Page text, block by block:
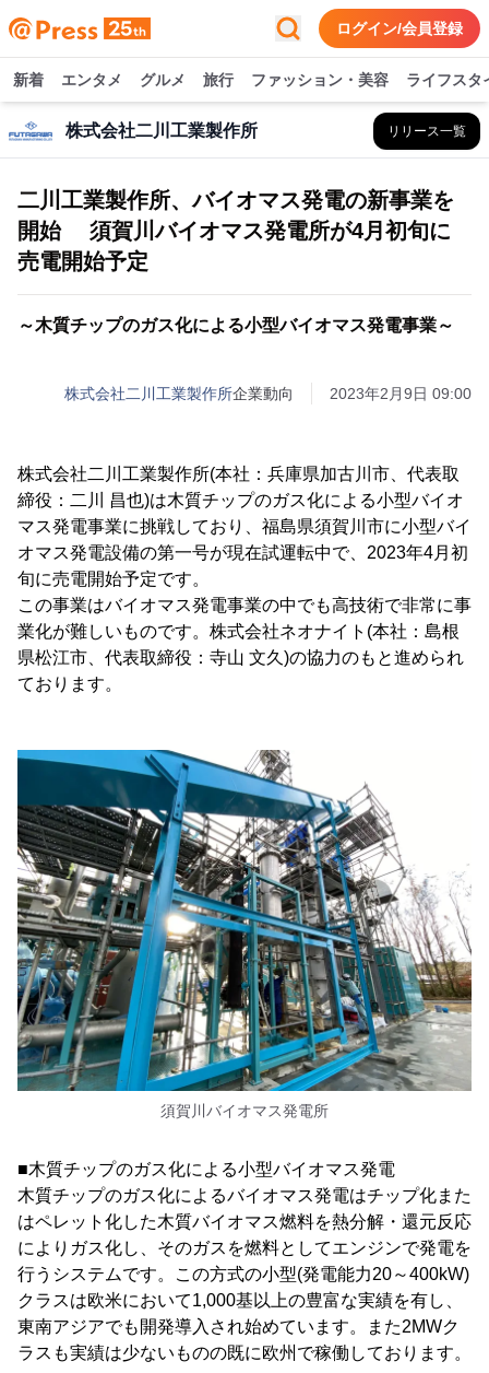
ログイン/会員登録
新着 エンタメ グルメ 旅行 ファッション・美容 ライフスタ
株式会社二川工業製作所 リリース一覧
二川工業製作所、バイオマス発電の新事業を
開始 須賀川バイオマス発電所が4月初旬に
売電開始予定
～木質チップのガス化による小型バイオマス発電事業～
株式会社二川工業製作所企業動向 2023年2月9日 09:00
株式会社二川工業製作所(本社：兵庫県加古川市、代表取
締役：二川 昌也)は木質チップのガス化による小型バイオ
マス発電事業に挑戦しており、福島県須賀川市に小型バイ
オマス発電設備の第一号が現在試運転中で、2023年4月初
旬に売電開始予定です。
この事業はバイオマス発電事業の中でも高技術で非常に事
業化が難しいものです。株式会社ネオナイト(本社：島根
県松江市、代表取締役：寺山 文久)の協力のもと進められ
ております。
須賀川バイオマス発電所
■木質チップのガス化による小型バイオマス発電
木質チップのガス化によるバイオマス発電はチップ化また
はペレット化した木質バイオマス燃料を熱分解・還元反応
によりガス化し、そのガスを燃料としてエンジンで発電を
行うシステムです。この方式の小型(発電能力20～400kW)
クラスは欧米において1,000基以上の豊富な実績を有し、
東南アジアでも開発導入され始めています。また2MWク
ラスも実績は少ないものの既に欧州で稼働しております。